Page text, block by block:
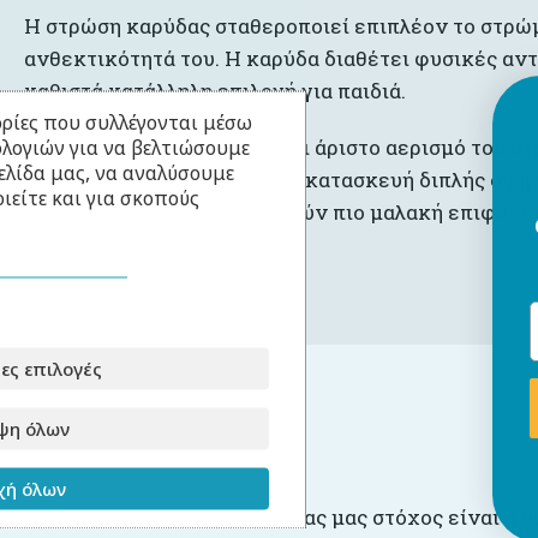
Η στρώση καρύδας σταθεροποιεί επιπλέον το
ανθεκτικότητά του. Η καρύδα διαθέτει φυσικές
καθιστά κατάλληλη επιλογή για παιδιά.
Η στρώση λάτεξ εξασφαλίζει άριστο αερισμό του
υποαλλεργικές ιδιότητες. Η κατασκευή διπλής
τόσο για παιδιά που προτιμούν πιο μαλακή
Για την παραγωγή
ΣτοBabyllama, πρωταρχικό μας μας στόχος είναι η
που συλλέγονται μέσω
για να βελτιώσουμε
μας, να αναλύσουμε
και για σκοπούς
επιλογές
όλων
όλων